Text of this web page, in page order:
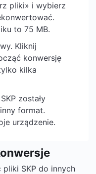
pliki» i wybierz
to 75 MB.
Kliknij
konwersję
kilka
zostały
format.
urządzenie.
SKP do innych